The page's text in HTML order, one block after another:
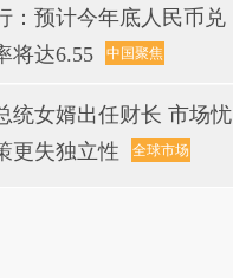
：预计今年底人民币兑
将达6.55
中国聚焦
统女婿出任财长 市场忧
更失独立性
全球市场